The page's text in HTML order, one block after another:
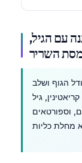
עם הגיל,
השריר
הגוף ושלב
גיל
וספורטאים